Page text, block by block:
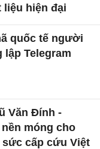
liệu hiện đại
quốc tế người
lập Telegram
Văn Đính -
móng cho
sức cấp cứu Việt